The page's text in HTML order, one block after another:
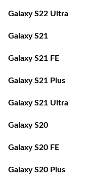
Galaxy S22 Ultra
Galaxy S21
Galaxy S21 FE
Galaxy S21 Plus
Galaxy S21 Ultra
Galaxy S20
Galaxy S20 FE
Galaxy S20 Plus